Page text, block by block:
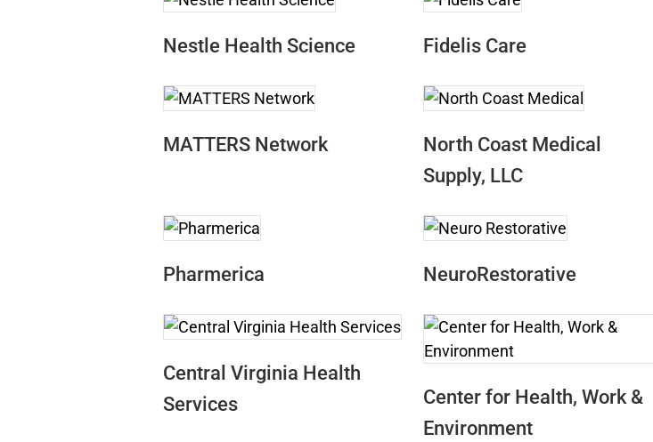
Nestle Health Science Fidelis Care
MATTERS Network
North Coast Medical
Supply, LLC
Pharmerica NeuroRestorative
Central Virginia Health
Services
Center for Health, Work &
Environment